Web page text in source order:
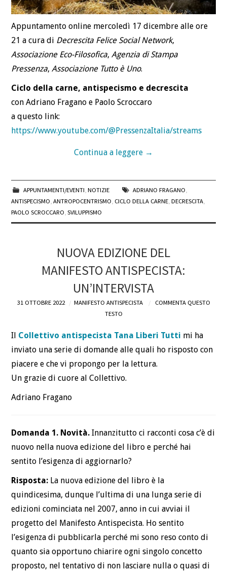
Appuntamento online mercoledì 17 dicembre alle ore
21 a cura di Decrescita Felice Social Network,
Associazione Eco-Filosofica,Agenzia di Stampa
Pressenza,Associazione Tutto è Uno.
Ciclo della carne, antispecismo e decrescita
con Adriano Fragano e Paolo Scroccaro
a questo link:
https://www.youtube.com/@PressenzaItalia/streams
Continua a leggere →
APPUNTAMENTI/EVENTI, NOTIZIE ADRIANO FRAGANO,
ANTISPECISMO,ANTROPOCENTRISMO, CICLO DELLA CARNE,DECRESCITA,
PAOLO SCROCCARO,SVILUPPISMO
NUOVA EDIZIONE DEL
MANIFESTO ANTISPECISTA:
UN’INTERVISTA
31 OTTOBRE 2022 MANIFESTO ANTISPECISTA
COMMENTA QUESTO
TESTO
Il Collettivo antispecista Tana Liberi Tutti mi ha
inviato una serie di domande alle quali ho risposto con
piacere e che vi propongo per la lettura.
Un grazie di cuore al Collettivo.
Adriano Fragano
Domanda 1. Novità. Innanzitutto ci racconti cosa c’è di
nuovo nella nuova edizione del libro e perché hai
sentito l’esigenza di aggiornarlo?
Risposta: La nuova edizione del libro è la
quindicesima, dunque l’ultima di una lunga serie di
edizioni cominciata nel 2007, anno in cui avviai il
progetto del Manifesto Antispecista. Ho sentito
l’esigenza di pubblicarla perché mi sono reso conto di
quanto sia opportuno chiarire ogni singolo concetto
proposto, nel tentativo di non lasciare nulla o quasi di